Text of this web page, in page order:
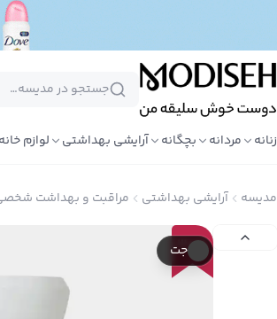
زنانه مردانه بچگانه آرایشی بهداشتی لوازم خانه
مدیسه آرایشی بهداشتی مراقبت و بهداشت
30٪ جت